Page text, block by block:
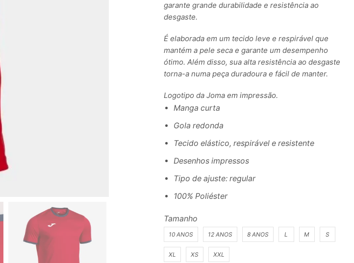
garante grande durabilidade e resistência ao
desgaste.
É elaborada em um tecido leve e respirável que
mantém a pele seca e garante um desempenho
ótimo. Além disso, sua alta resistência ao desgaste
torna-a numa peça duradoura e fácil de manter.
Logotipo da Joma em impressão.
Manga curta
Gola redonda
Tecido elástico, respirável e resistente
Desenhos impressos
Tipo de ajuste: regular
100% Poliéster
Tamanho
10 ANOS 12 ANOS 8 ANOS L M S
XL XS XXL